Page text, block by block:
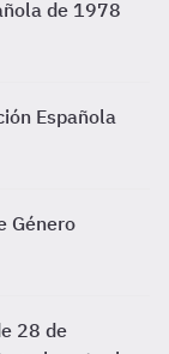
de 1978
Española
Género
28 de